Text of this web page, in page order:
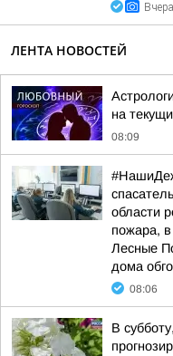
ЛЕНТА НОВОСТЕЙ
на
08:09
области
пожара, в
Лесные
дома
08:06
В